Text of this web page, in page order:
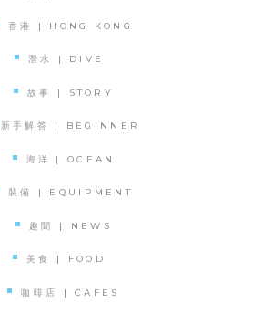
香港 | HONG KONG
潛水 | DIVE
故事 | STORY
新手解答 | BEGINNER
海洋 | OCEAN
裝備 | EQUIPMENT
趣聞 | NEWS
美食 | FOOD
咖啡店 | CAFES